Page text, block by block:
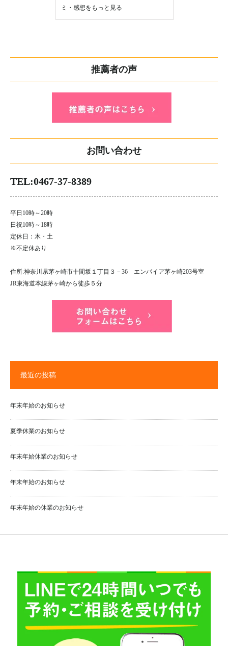
ミ・感想をもっと見る
推薦者の声
お問い合わせ
TEL:0467-37-8389
平日10時～20時
日祝10時～18時
定休日：木・土
※不定休あり
住所:神奈川県茅ヶ崎市十間坂１丁目３－36 エンパイア茅ヶ崎203号室
JR東海道本線茅ヶ崎から徒歩５分
最近の投稿
年末年始のお知らせ
夏季休業のお知らせ
年末年始休業のお知らせ
年末年始のお知らせ
年末年始の休業のお知らせ